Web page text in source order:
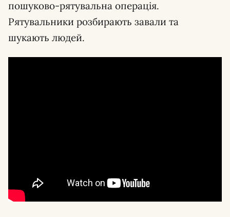
пошуково-рятувальна операція.
Рятувальники розбирають завали та
шукають людей.